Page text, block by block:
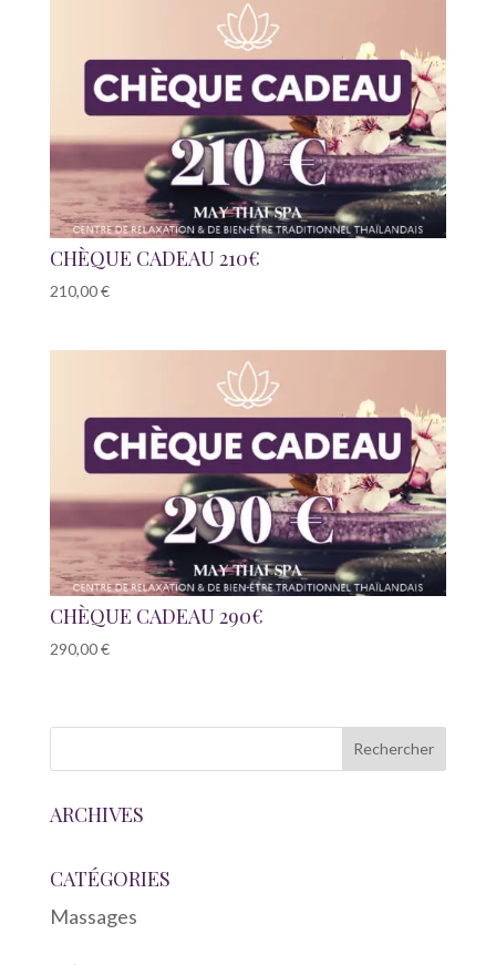
CHÈQUE CADEAU 210€
210,00€
CHÈQUE CADEAU 290€
290,00€
ARCHIVES
CATÉGORIES
Massages